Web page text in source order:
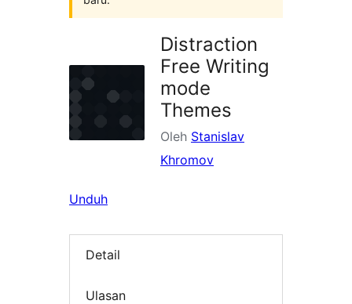
Distraction
Free Writing
mode
Themes
Oleh Stanislav
Khromov
Unduh
Detail
Ulasan